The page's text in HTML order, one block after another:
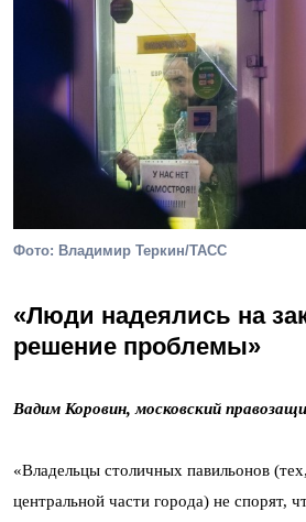
Фото: Владимир Теркин/ТАСС
«Люди надеялись на
решение проблемы»
Вадим Коровин, московский
«Владельцы столичных павильонов
центральной части города) не спорят,